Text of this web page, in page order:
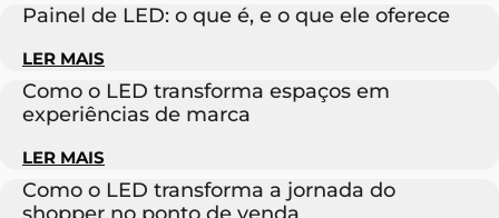
Painel de LED: o que é, e o que ele oferece
LER MAIS
Como o LED transforma espaços em
experiências de marca
LER MAIS
Como o LED transforma a jornada do